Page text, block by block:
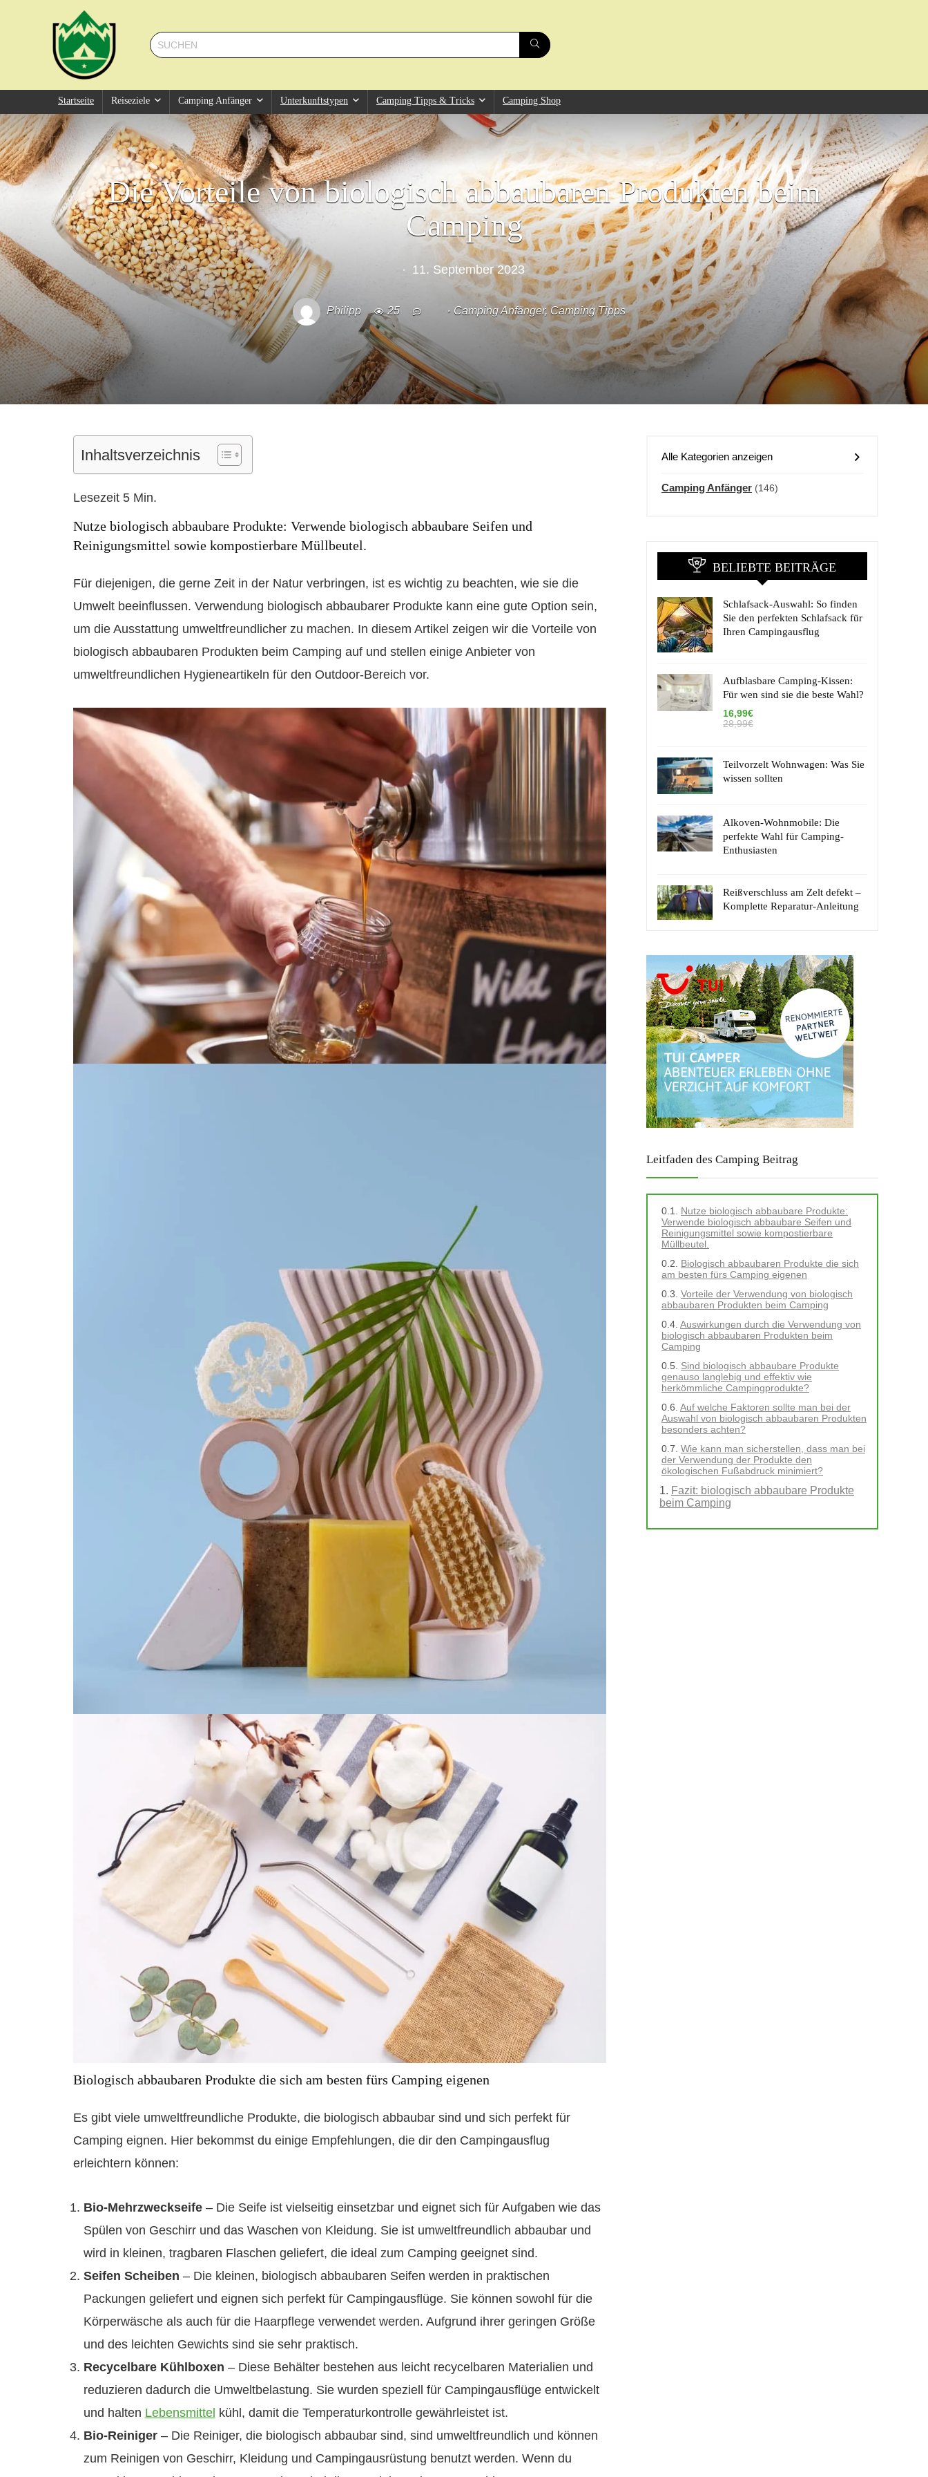
Startseite Reiseziele Camping Anfänger Unterkunftstypen Camping Tipps & Tricks Camping Shop
Die Vorteile von biologisch abbaubaren Produkten beim
Camping
11. September 2023
Philipp 25 Camping Anfänger, Camping Tipps
Inhaltsverzeichnis
Nutze biologisch abbaubare Produkte: Verwende biologisch abbaubare Seifen und
Reinigungsmittel sowie kompostierbare Müllbeutel.
Für diejenigen, die gerne Zeit in der Natur verbringen, ist es wichtig zu beachten, wie sie die
Umwelt beeinflussen. Verwendung biologisch abbaubarer Produkte kann eine gute Option sein,
um die Ausstattung umweltfreundlicher zu machen. In diesem Artikel zeigen wir die Vorteile von
biologisch abbaubaren Produkten beim Camping auf und stellen einige Anbieter von
umweltfreundlichen Hygieneartikeln für den Outdoor-Bereich vor.
Biologisch abbaubaren Produkte die sich am besten fürs Camping eigenen
Es gibt viele umweltfreundliche Produkte, die biologisch abbaubar sind und sich perfekt für
Camping eignen. Hier bekommst du einige Empfehlungen, die dir den Campingausflug
erleichtern können:
Bio-Mehrzweckseife– Die Seife ist vielseitig einsetzbar und eignet sich für Aufgaben wie das
Spülen von Geschirr und das Waschen von Kleidung. Sie ist umweltfreundlich abbaubar und
wird in kleinen, tragbaren Flaschen geliefert, die ideal zum Camping geeignet sind.
Seifen Scheiben – Die kleinen, biologisch abbaubaren Seifen werden in praktischen
Packungen geliefert und eignen sich perfekt für Campingausflüge. Sie können sowohl für die
Körperwäsche als auch für die Haarpflege verwendet werden. Aufgrund ihrer geringen Größe
und des leichten Gewichts sind sie sehr praktisch.
Recycelbare Kühlboxen – Diese Behälter bestehen aus leicht recycelbaren Materialien und
reduzieren dadurch die Umweltbelastung. Sie wurden speziell für Campingausflüge entwickelt
und halten Lebensmittel kühl, damit die Temperaturkontrolle gewährleistet ist.
Bio-Reiniger– Die Reiniger, die biologisch abbaubar sind, sind umweltfreundlich und können
zum Reinigen von Geschirr, Kleidung und Campingausrüstung benutzt werden. Wenn du
Alle Kategorien anzeigen
Camping Anfänger (146)
BELIEBTE BEITRÄGE
Schlafsack-Auswahl: So finden
Sie den perfekten Schlafsack für
Ihren Campingausflug
Aufblasbare Camping-Kissen:
Für wen sind sie die beste Wahl?
16,99€
28,99€
Teilvorzelt Wohnwagen: Was Sie
wissen sollten
Alkoven-Wohnmobile: Die
perfekte Wahl für Camping-
Enthusiasten
Reißverschluss am Zelt defekt –
Komplette Reparatur-Anleitung
Leitfaden des Camping Beitrag
Nutze biologisch abbaubare Produkte:
Verwende biologisch abbaubare Seifen und
Reinigungsmittel sowie kompostierbare
Müllbeutel.
Biologisch abbaubaren Produkte die sich
am besten fürs Camping eigenen
Vorteile der Verwendung von biologisch
abbaubaren Produkten beim Camping
Auswirkungen durch die Verwendung von
biologisch abbaubaren Produkten beim
Camping
Sind biologisch abbaubare Produkte
genauso langlebig und effektiv wie
herkömmliche Campingprodukte?
Auf welche Faktoren sollte man bei der
Auswahl von biologisch abbaubaren Produkten
besonders achten?
Wie kann man sicherstellen, dass man bei
der Verwendung der Produkte den
ökologischen Fußabdruck minimiert?
Fazit: biologisch abbaubare Produkte
beim Camping